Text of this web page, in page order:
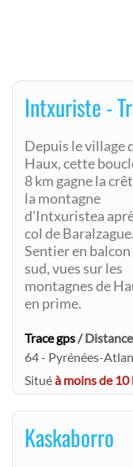
Intxuriste -
Depuis le village
Haux, cette
8 km gagne la
la montagne
d'Intxuristea
col de Baralzague.
Sentier en
sud, vues sur les
montagnes de
en prime.
Trace gps/
64 - Pyrénées-
Situéà moins de
Kaskaborro